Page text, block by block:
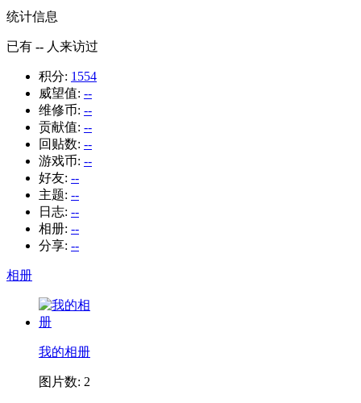
统计信息
已有 -- 人来访过
积分: 1554
威望值: --
维修币: --
贡献值: --
回贴数: --
游戏币: --
好友: --
主题: --
日志: --
相册: --
分享: --
相册
我的相册
图片数: 2